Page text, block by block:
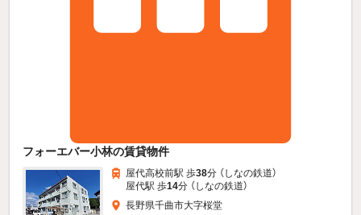
フォーエバー小林の賃貸物件
屋代高校前駅 歩38分 （しなの鉄道）
屋代駅 歩14分 （しなの鉄道）
長野県千曲市大字桜堂